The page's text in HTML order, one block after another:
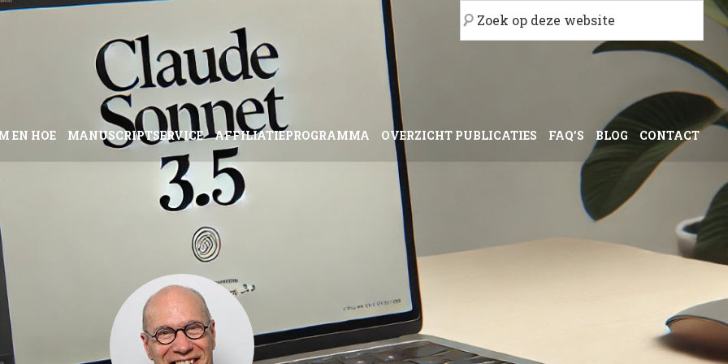
Zoek
op
EN HOE MANUSCRIPTSERVICE AFFILIATIEPROGRAMMA OVERZICHT PUBLICATIES FAQ’S BLOG CONTACT